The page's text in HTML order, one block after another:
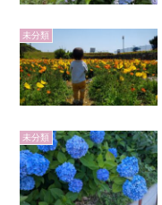
未分類
未分類